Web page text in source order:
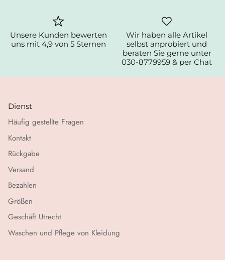
Unsere Kunden bewerten
uns mit 4,9 von 5 Sternen
Wir haben alle Artikel
selbst anprobiert und
beraten Sie gerne unter
030-8779959 & per Chat
Dienst
Häufig gestellte Fragen
Kontakt
Rückgabe
Versand
Bezahlen
Größen
Geschäft Utrecht
Waschen und Pflege von Kleidung